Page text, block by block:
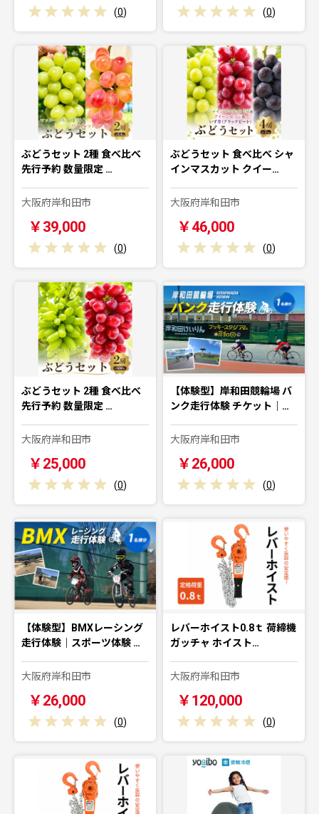
(0) (0)
ぶどうセット 2種 食べ比べ
先行予約 数量限定 …
大阪府岸和田市
￥39,000
(0)
ぶどうセット 食べ比べ シャ
インマスカット クイー…
大阪府岸和田市
￥46,000
(0)
ぶどうセット 2種 食べ比べ
先行予約 数量限定 …
大阪府岸和田市
￥25,000
(0)
【体験型】岸和田競輪場 バ
ンク走行体験 チケット｜…
大阪府岸和田市
￥26,000
(0)
【体験型】BMXレーシング
走行体験｜スポーツ体験 …
大阪府岸和田市
￥26,000
(0)
レバーホイスト0.8ｔ 荷締機
ガッチャ ホイスト…
大阪府岸和田市
￥120,000
(0)